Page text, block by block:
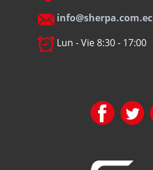
info@sherpa.com.ec
Lun - Vie 8:30 - 17:00